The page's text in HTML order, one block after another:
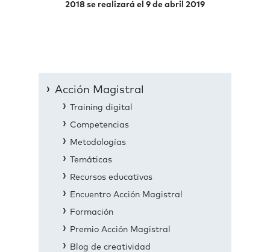
2018 se realizará el 9 de abril 2019
Acción Magistral
Training digital
Competencias
Metodologías
Temáticas
Recursos educativos
Encuentro Acción Magistral
Formación
Premio Acción Magistral
Blog de creatividad